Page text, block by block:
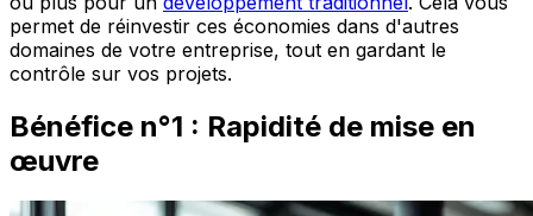
permet de réinvestir ces économies dans d'autres
domaines de votre entreprise, tout en gardant le
contrôle sur vos projets.
Bénéfice n°1 : Rapidité de mise en
œuvre